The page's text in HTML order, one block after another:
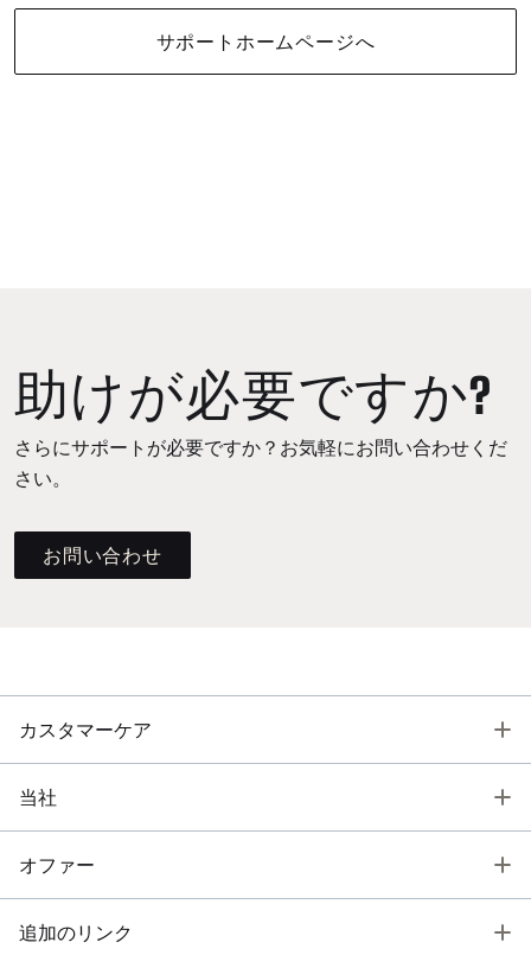
サポートホームページへ
助けが必要ですか?
さらにサポートが必要ですか？お気軽にお問い合わせくだ
さい。
お問い合わせ
カスタマーケア
当社
オファー
追加のリンク